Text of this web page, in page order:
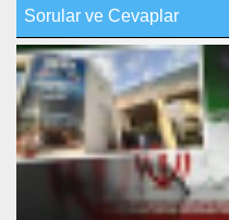
Sorular ve Cevaplar